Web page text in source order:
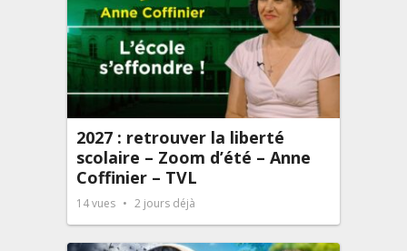
2027 : retrouver la liberté
scolaire – Zoom d’été – Anne
Coffinier – TVL
14vues 2 jours déjà